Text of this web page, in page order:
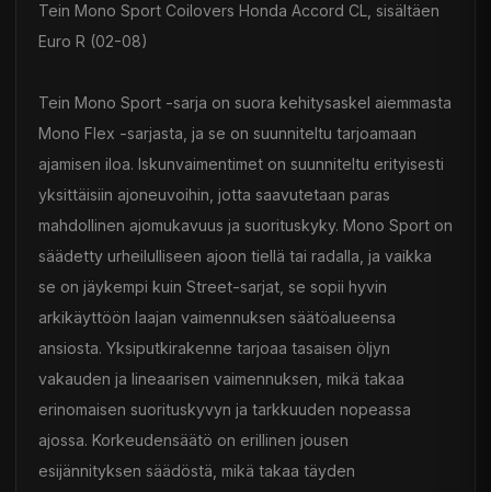
Tein Mono Sport Coilovers Honda Accord CL, sisältäen
Euro R (02-08)
Tein Mono Sport -sarja on suora kehitysaskel aiemmasta
Mono Flex -sarjasta, ja se on suunniteltu tarjoamaan
ajamisen iloa. Iskunvaimentimet on suunniteltu erityisesti
yksittäisiin ajoneuvoihin, jotta saavutetaan paras
mahdollinen ajomukavuus ja suorituskyky. Mono Sport on
säädetty urheilulliseen ajoon tiellä tai radalla, ja vaikka
se on jäykempi kuin Street-sarjat, se sopii hyvin
arkikäyttöön laajan vaimennuksen säätöalueensa
ansiosta. Yksiputkirakenne tarjoaa tasaisen öljyn
vakauden ja lineaarisen vaimennuksen, mikä takaa
erinomaisen suorituskyvyn ja tarkkuuden nopeassa
ajossa. Korkeudensäätö on erillinen jousen
esijännityksen säädöstä, mikä takaa täyden